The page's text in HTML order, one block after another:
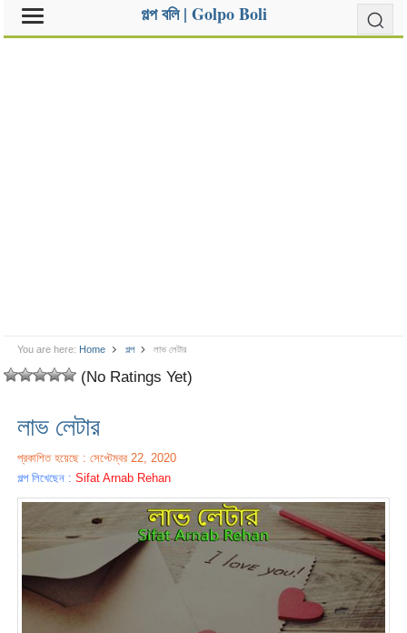
গল্প বলি | Golpo Boli
You are here: Home গল্প লাভ লেটার
(No Ratings Yet)
লাভ লেটার
প্রকাশিত হয়েছে : সেপ্টেম্বর 22, 2020
গল্প লিখেছেন :Sifat Arnab Rehan